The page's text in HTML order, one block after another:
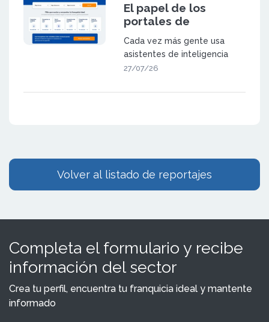
El papel de los
portales de
franquicia en la
búsqueda
generativa
Cada vez más gente usa
asistentes de inteligencia
artificial (como ChatGPT,
27/07/26
Volver al listado de reportajes
Completa el formulario y recibe
información del sector
Crea tu perfil, encuentra tu franquicia ideal y mantente
informado